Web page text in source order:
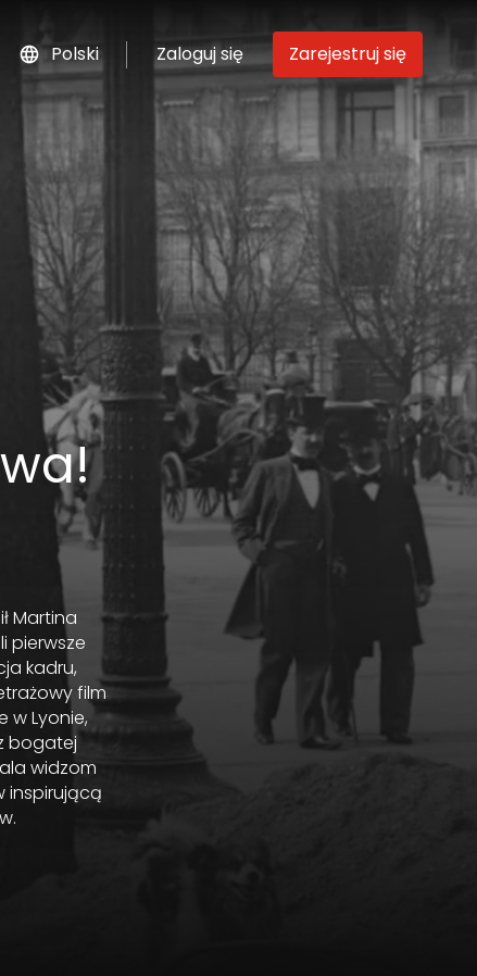
Polski Zaloguj się Zarejestruj się
Martina
pierwsze
kadru,
film
w Lyonie,
bogatej
widzom
inspirującą